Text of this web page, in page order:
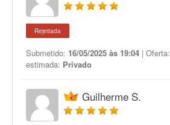
Rejeitada
Submetido: 16/05/2025 às 19:04 | Oferta:
estimada: Privado
Guilherme S.